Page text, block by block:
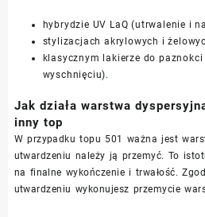
hybrydzie UV LaQ (utrwalenie i
stylizacjach akrylowych i
klasycznym lakierze do paznokci
wyschnięciu).
Jak działa warstwa
inny top
W przypadku topu 501 ważna jest
utwardzeniu należy ją przemyć. To
na finalne wykończenie i trwałość.
utwardzeniu wykonujesz przemycie